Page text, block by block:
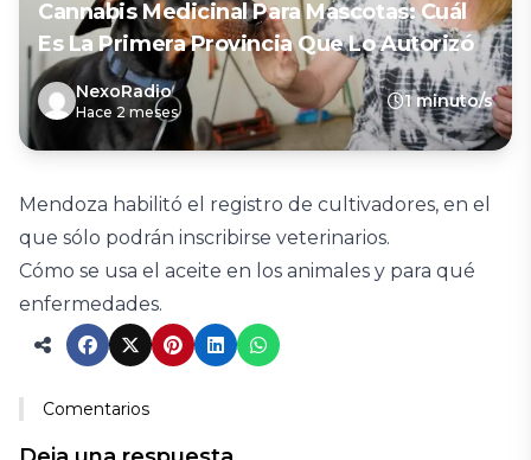
Cannabis Medicinal Para Mascotas: Cuál
Es La Primera Provincia Que Lo Autorizó
NexoRadio
Hace 2 meses
1 minuto/s
Mendoza habilitó el registro de cultivadores, en el
que sólo podrán inscribirse veterinarios.
Cómo se usa el aceite en los animales y para qué
enfermedades.
Comentarios